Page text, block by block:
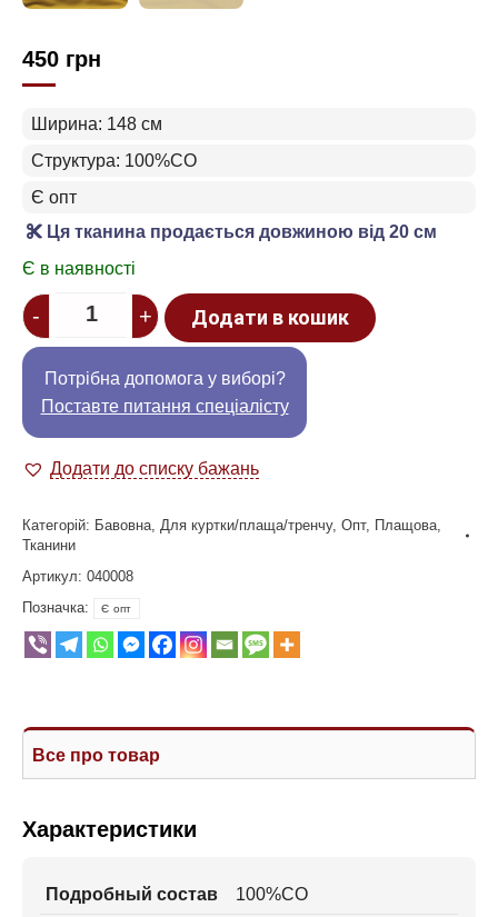
450 грн
Ширина: 148 см
Структура: 100%CO
Є опт
Ця тканина продається довжиною від 20 см
Є в наявності
Quantity
- + Додати в кошик
Потрібна допомога у виборі?
Поставте питання спеціалісту
Додати до списку бажань
Категорій: Бавовна Для куртки/плаща/тренчу, Опт, Плащова
Тканини
Артикул: 040008
Позначка:
Є опт
Все про товар
Характеристики
Подробный состав 100%CO